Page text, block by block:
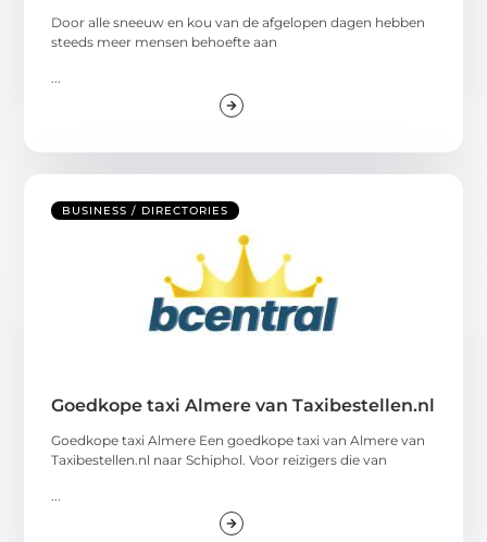
Door alle sneeuw en kou van de afgelopen dagen hebben
steeds meer mensen behoefte aan
BUSINESS / DIRECTORIES
Goedkope taxi Almere van Taxibestellen.nl
Goedkope taxi Almere Een goedkope taxi van Almere van
Taxibestellen.nl naar Schiphol. Voor reizigers die van